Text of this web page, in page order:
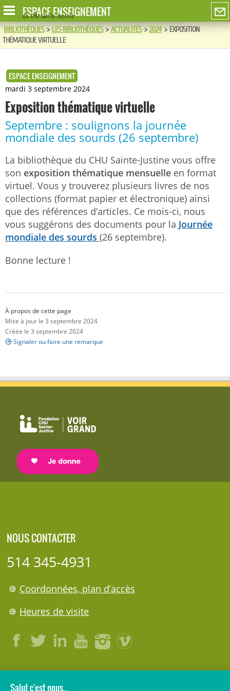
ESPACE ENSEIGNEMENT
du CHU Sainte-Justine
BIBLIOTHÈQUES>LES BIBLIOTHÈQUES>ACTUALITÉS>2024>EXPOSITION
THÉMATIQUE VIRTUELLE
ESPACE ENSEIGNEMENT
mardi 3 septembre 2024
Exposition thématique virtuelle
Septembre : soulignons la journée
mondiale des sourds (26 septembre)
La bibliothèque du CHU Sainte-Justine vous offre
son exposition thématique mensuelle en format
virtuel. Vous y trouverez plusieurs livres de nos
collections (format papier et électronique) ainsi
que des références d’articles. Ce mois-ci, nous
vous suggérons des documents pour la Journée
mondiale des sourds (26 septembre).
Bonne lecture !
À propos de cette page
Mise à jour le 3 septembre 2024
Créée le 3 septembre 2024
Signaler ou faire une remarque
NOUS CONTACTER
514 345-4931
Coordonnées, plan d’accès
Heures de visite
LÉGAL